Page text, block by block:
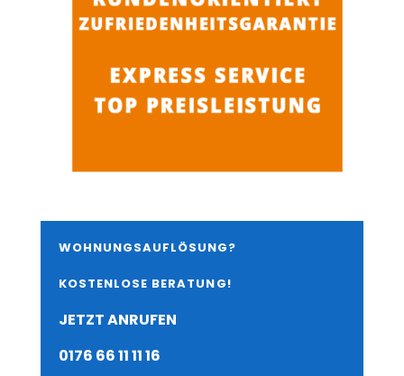
WOHNUNGSAUFLÖSUNG?
KOSTENLOSE BERATUNG!
JETZT ANRUFEN
0176 66 11 11 16